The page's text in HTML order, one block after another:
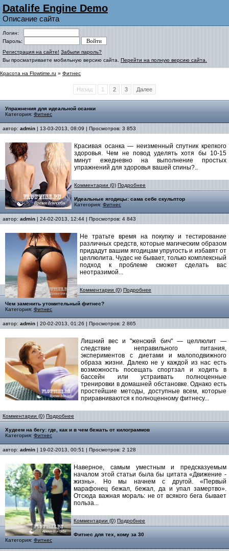
Datalife Engine Demo
Описание сайта
Логин:
Пароль:
Регистрация на сайте! Забыли пароль?
Вы просматриваете мобильную версию сайта. Перейти на полную версию сайта.
Красота на Flowtime.ru » Фитнес
Назад 1 2 3 Далее
Упражнения для идеальной осанки
Категория: Фитнес
автор: admin | 13-03-2013, 08:09 | Просмотров: 3 853
Красивая осанка — неизменный спутник крепкого
здоровья. Чем не повод уделять хотя бы 10-15
минут ежедневно на выполнение простых
упражнений для здоровья вашей спины?..
Комментарии (0) Подробнее
Идеальные ягодицы: сама себе скульптор
Категория: Фитнес
автор: admin | 24-02-2013, 12:44 | Просмотров: 4 843
Не тратьте время на покупку и тестирование
различных средств, которые магическим образом
придадут вашим ягодицам упругость и избавят от
целлюлита. Чудес не бывает, только комплексный
подход к проблеме сможет сделать вас
неотразимой...
Комментарии (0) Подробнее
Чем заменить утомительный фитнес?
Категория: Фитнес
автор: admin | 20-02-2013, 01:26 | Просмотров: 2 865
Лишний вес и "женский бич" — целлюлит —
следствие неправильного питания,
экспериментов с диетами и малоподвижного
образа жизни. Далеко не у каждой из нас есть
возможность посещать спортзал и ходить в
бассейн или устраивать полноценные
тренировки в домашней обстановке. Однако есть
простейшие методы, доступные всем, которые
приравниваются к полноценному фитнесу...
Комментарии (0) Подробнее
Худеем на бегу: где, как и в чем бежать от килограммов
Категория: Фитнес
автор: admin | 19-02-2013, 00:51 | Просмотров: 2 128
Наверное, самым уместным и предсказуемым
началом этой статьи была бы цитата «Движение -
жизнь». Но мы начнем с другой. «Первый
марафонец бежал, бежал, да и упал замертво».
Отсюда важная мораль: не от всякого бега бывает
польза...
Комментарии (0) Подробнее
Фитнес для тех, кому за 30
Категория: Фитнес